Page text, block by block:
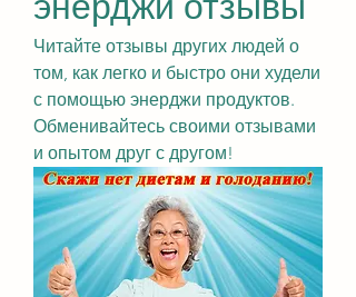
Читайте отзывы других людей о
том, как легко и быстро они худели
с помощью энерджи продуктов.
Обменивайтесь своими отзывами
и опытом друг с другом!